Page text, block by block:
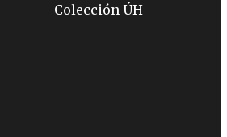
Colección ÚH